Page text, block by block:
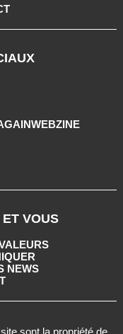
VOUS
NEWS
sont la propriété de